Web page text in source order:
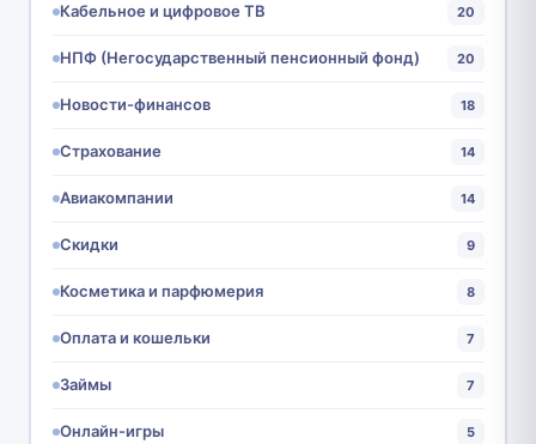
Кабельное и цифровое ТВ 20
НПФ (Негосударственный пенсионный фонд) 20
Новости-финансов 18
Страхование 14
Авиакомпании 14
Скидки 9
Косметика и парфюмерия 8
Оплата и кошельки 7
Займы 7
Онлайн-игры 5